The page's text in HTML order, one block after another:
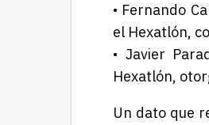
• Fernando
el Hexatlón,
• Javier
Hexatlón,
Un dato que